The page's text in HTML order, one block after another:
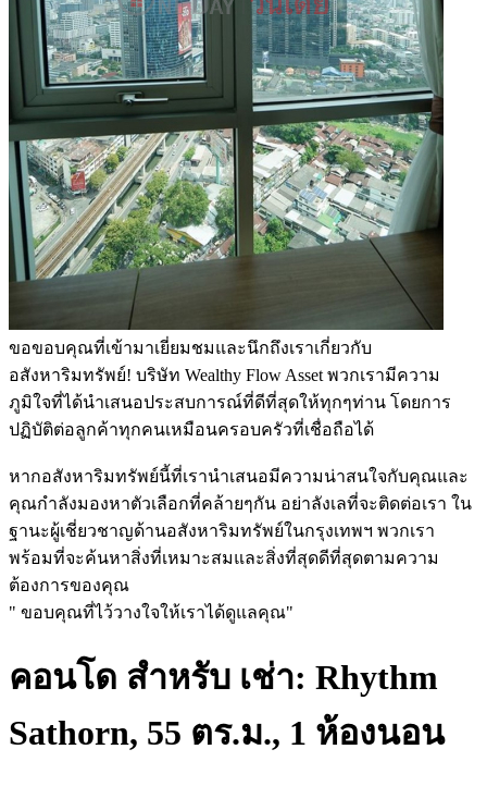
ขอขอบคุณที่เข้ามาเยี่ยมชมและนึกถึงเราเกี่ยวกับ
อสังหาริมทรัพย์! บริษัท Wealthy Flow Asset พวกเรามีความ
ภูมิใจที่ได้นำเสนอประสบการณ์ที่ดีที่สุดให้ทุกๆท่าน โดยการ
ปฏิบัติต่อลูกค้าทุกคนเหมือนครอบครัวที่เชื่อถือได้
หากอสังหาริมทรัพย์นี้ที่เรานำเสนอมีความน่าสนใจกับคุณและ
คุณกำลังมองหาตัวเลือกที่คล้ายๆกัน อย่าลังเลที่จะติดต่อเรา ใน
ฐานะผู้เชี่ยวชาญด้านอสังหาริมทรัพย์ในกรุงเทพฯ พวกเรา
พร้อมที่จะค้นหาสิ่งที่เหมาะสมและสิ่งที่สุดดีที่สุดตามความ
ต้องการของคุณ
" ขอบคุณที่ไว้วางใจให้เราได้ดูแลคุณ"
คอนโด สำหรับ เช่า: Rhythm
Sathorn, 55 ตร.ม., 1 ห้องนอน